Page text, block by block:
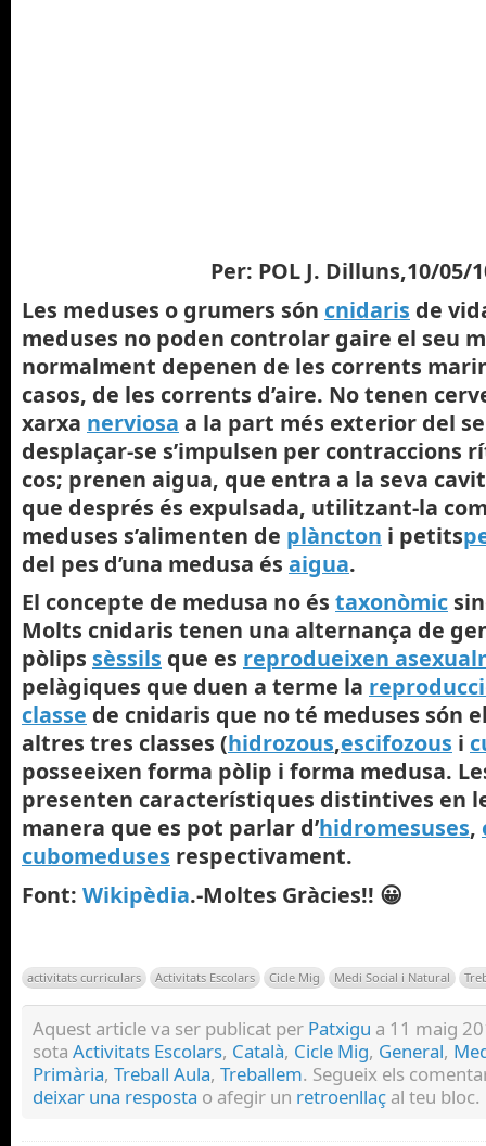
Per: POL J. Dilluns,10/05/
Les meduses o grumers són cnidaris de
meduses no poden controlar gaire el seu
normalment depenen de les corrents
casos, de les corrents d’aire. No tenen
xarxa nerviosa a la part més exterior del
desplaçar-se s’impulsen per contraccions
cos; prenen aigua, que entra a la seva
que després és expulsada, utilitzant-la
meduses s’alimenten de plàncton i petits
del pes d’una medusa és aigua.
El concepte de medusa no és taxonòmic
Molts cnidaris tenen una alternança de
pòlips sèssils que es reprodueixen
pelàgiques que duen a terme la
classe de cnidaris que no té meduses són
altres tres classes (hidrozous,escifozous i
posseeixen forma pòlip i forma medusa.
presenten característiques distintives en
manera que es pot parlar d’hidromesuses,
cubomeduses respectivament.
Font: Wikipèdia.-Moltes Gràcies!! 😀
activitats curriculars Activitats Escolars Cicle Mig Medi Social i Natural
Aquest article va ser publicat per Patxigu a 11 maig
sota Activitats Escolars, Català, Cicle Mig, General,
Primària, Treball Aula, Treballem. Segueix els
deixar una resposta o afegir un retroenllaç al teu bloc.